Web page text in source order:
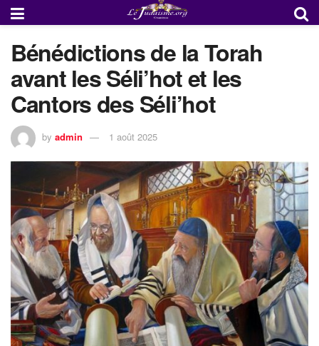
Bénédictions de la Torah
avant les Séli’hot et les
Cantors des Séli’hot
by admin 1 août 2025